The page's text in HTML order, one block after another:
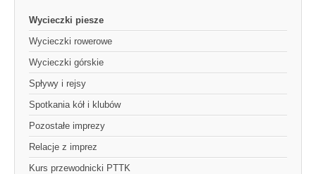
Wycieczki piesze
Wycieczki rowerowe
Wycieczki górskie
Spływy i rejsy
Spotkania kół i klubów
Pozostałe imprezy
Relacje z imprez
Kurs przewodnicki PTTK